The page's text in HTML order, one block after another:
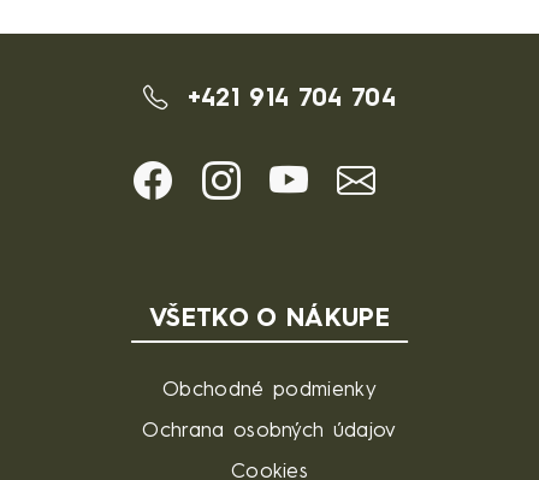
+421 914 704 704
VŠETKO O NÁKUPE
Obchodné podmienky
Ochrana osobných údajov
Cookies